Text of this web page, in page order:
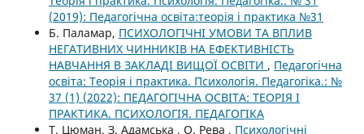
(2019): Педагогічна освіта:теорія і практика №31
Б. Паламар, ПСИХОЛОГІЧНІ УМОВИ ТА ВПЛИВ
НЕГАТИВНИХ ЧИННИКІВ НА ЕФЕКТИВНІСТЬ
НАВЧАННЯ В ЗАКЛАДІ ВИЩОЇ ОСВІТИ , Педагогічна
освіта: Теорія і практика. Психологія. Педагогіка.: №
37 (1) (2022): ПЕДАГОГІЧНА ОСВІТА: ТЕОРІЯ І
ПРАКТИКА. ПСИХОЛОГІЯ. ПЕДАГОГІКА
Т. Цюман, З. Адамська , О. Рева , Психологічні